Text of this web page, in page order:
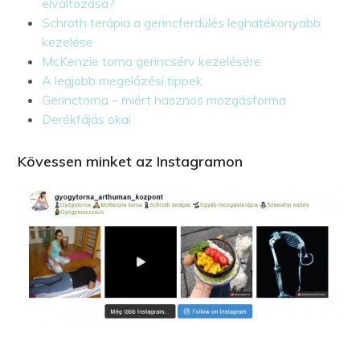
Schroth terápia a gerincferdülés leghatékonyabb
kezelése
McKenzie torna gerincsérv kezelésére
A legjobb megelőzési tippek
Gerinctorna – miért hasznos mozgásforma
Derékfájás okai
Kövessen minket az Instagramon